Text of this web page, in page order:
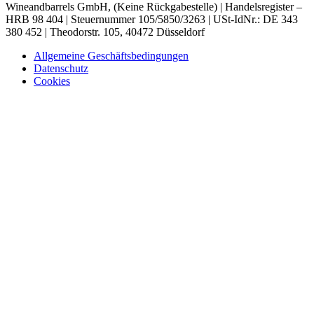
Wineandbarrels GmbH, (Keine Rückgabestelle) | Handelsregister –
HRB 98 404 | Steuernummer 105/5850/3263 | USt-IdNr.: DE 343
380 452 | Theodorstr. 105, 40472 Düsseldorf
Allgemeine Geschäftsbedingungen
Datenschutz
Cookies